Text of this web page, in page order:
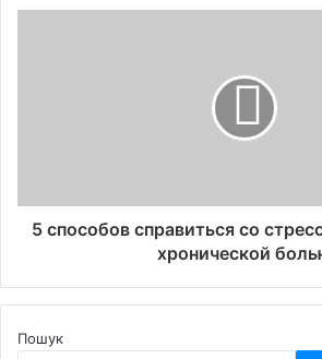
5 способов справиться со
хронической
Пошук